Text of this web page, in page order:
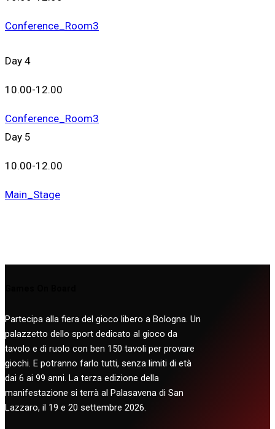
Conference_Room3
Day 4
10.00-12.00
Conference_Room3
Day 5
10.00-12.00
Main_Stage
Partecipa alla fiera del gioco libero a Bologna. Un
palazzetto dello sport dedicato al gioco da
tavolo e di ruolo con ben 150 tavoli per provare
giochi. E potranno farlo tutti, senza limiti di età
dai 6 ai 99 anni. La terza edizione della
manifestazione si terrà al Palasavena di San
Lazzaro, il 19 e 20 settembre 2026.